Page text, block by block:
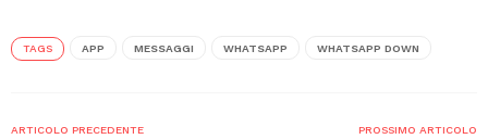
TAGS APP MESSAGGI WHATSAPP WHATSAPP DOWN
ARTICOLO PRECEDENTE PROSSIMO ARTICOLO